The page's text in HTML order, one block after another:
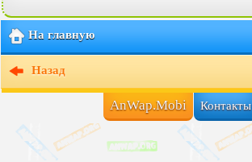
На главную
Назад
AnWap.Mobi Контакты